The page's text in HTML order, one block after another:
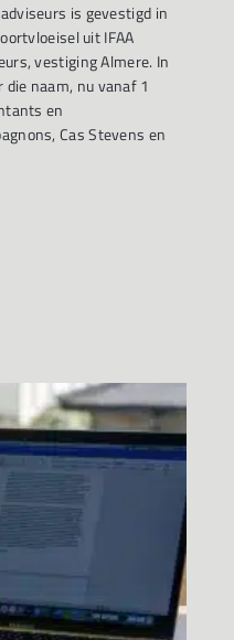
is gevestigd in
uit IFAA
vestiging Almere. In
naam, nu vanaf 1
en
Cas Stevens en